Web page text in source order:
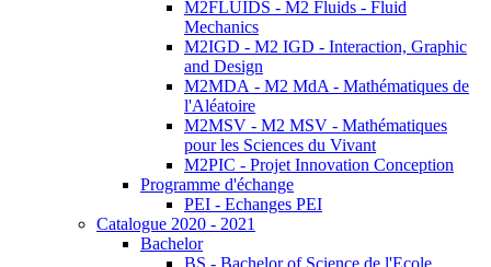
M2FLUIDS - M2 Fluids - Fluid
Mechanics
M2IGD - M2 IGD - Interaction, Graphic
and Design
M2MDA - M2 MdA - Mathématiques de
l'Aléatoire
M2MSV - M2 MSV - Mathématiques
pour les Sciences du Vivant
M2PIC - Projet Innovation Conception
Programme d'échange
PEI - Echanges PEI
Catalogue 2020 - 2021
Bachelor
BS - Bachelor of Science de l'Ecole